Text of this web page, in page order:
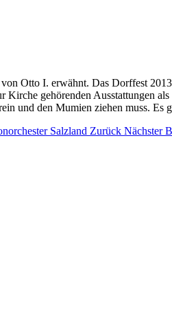
Otto I. erwähnt. Das Dorffest
Kirche gehörenden Ausstattungen
und den Mumien ziehen muss.
Salzland Zurück Nächster